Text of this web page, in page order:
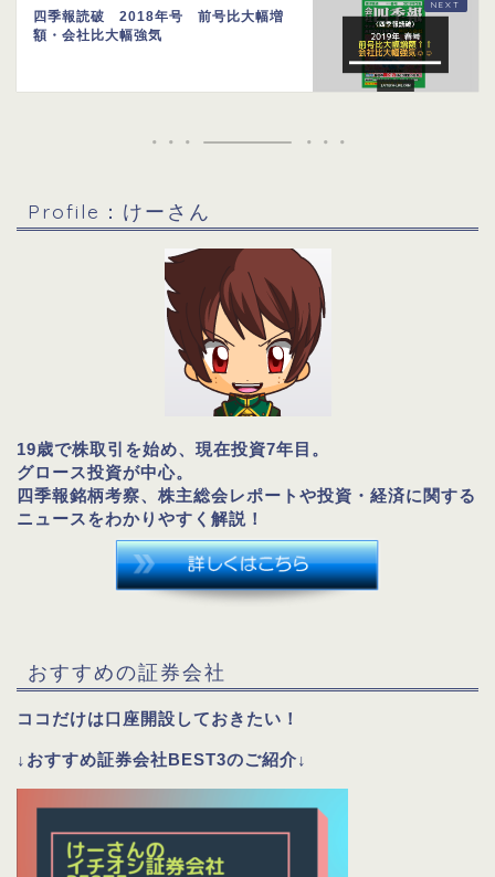
四季報読破 2018年号 前号比大幅増
額・会社比大幅強気
Profile：けーさん
19歳で株取引を始め、現在投資7年目。
グロース投資が中心。
四季報銘柄考察、株主総会レポートや投資・経済に関する
ニュースをわかりやすく解説！
おすすめの証券会社
ココだけは口座開設しておきたい！
↓おすすめ証券会社BEST3のご紹介↓